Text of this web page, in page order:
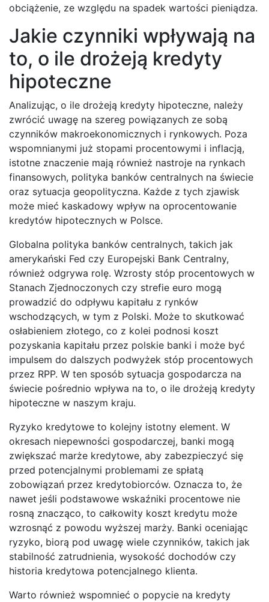
obciążenie, ze względu na spadek wartości pieniądza.
Jakie czynniki wpływają na
to, o ile drożeją kredyty
hipoteczne
Analizując, o ile drożeją kredyty hipoteczne, należy
zwrócić uwagę na szereg powiązanych ze sobą
czynników makroekonomicznych i rynkowych. Poza
wspomnianymi już stopami procentowymi i inflacją,
istotne znaczenie mają również nastroje na rynkach
finansowych, polityka banków centralnych na świecie
oraz sytuacja geopolityczna. Każde z tych zjawisk
może mieć kaskadowy wpływ na oprocentowanie
kredytów hipotecznych w Polsce.
Globalna polityka banków centralnych, takich jak
amerykański Fed czy Europejski Bank Centralny,
również odgrywa rolę. Wzrosty stóp procentowych w
Stanach Zjednoczonych czy strefie euro mogą
prowadzić do odpływu kapitału z rynków
wschodzących, w tym z Polski. Może to skutkować
osłabieniem złotego, co z kolei podnosi koszt
pozyskania kapitału przez polskie banki i może być
impulsem do dalszych podwyżek stóp procentowych
przez RPP. W ten sposób sytuacja gospodarcza na
świecie pośrednio wpływa na to, o ile drożeją kredyty
hipoteczne w naszym kraju.
Ryzyko kredytowe to kolejny istotny element. W
okresach niepewności gospodarczej, banki mogą
zwiększać marże kredytowe, aby zabezpieczyć się
przed potencjalnymi problemami ze spłatą
zobowiązań przez kredytobiorców. Oznacza to, że
nawet jeśli podstawowe wskaźniki procentowe nie
rosną znacząco, to całkowity koszt kredytu może
wzrosnąć z powodu wyższej marży. Banki oceniając
ryzyko, biorą pod uwagę wiele czynników, takich jak
stabilność zatrudnienia, wysokość dochodów czy
historia kredytowa potencjalnego klienta.
Warto również wspomnieć o popycie na kredyty